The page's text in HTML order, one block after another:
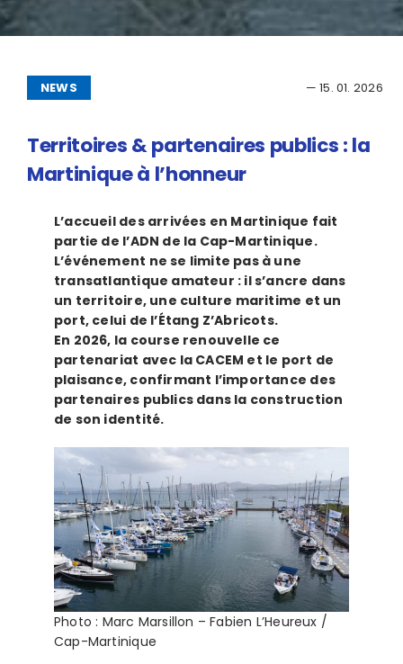
NEWS — 15. 01. 2026
Territoires & partenaires publics : la
Martinique à l’honneur
L’accueil des arrivées en Martinique fait
partie de l’ADN de la Cap-Martinique.
L’événement ne se limite pas à une
transatlantique amateur : il s’ancre dans
un territoire, une culture maritime et un
port, celui de l’Étang Z’Abricots.
En 2026, la course renouvelle ce
partenariat avec la CACEM et le port de
plaisance, confirmant l’importance des
partenaires publics dans la construction
de son identité.
Photo : Marc Marsillon – Fabien L’Heureux /
Cap-Martinique